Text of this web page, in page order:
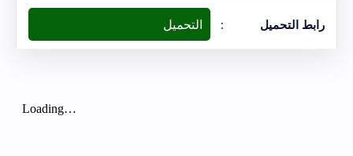
رابط التحميل : التحميل